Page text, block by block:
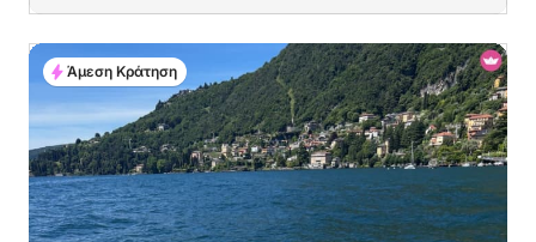
Άμεση Κράτηση